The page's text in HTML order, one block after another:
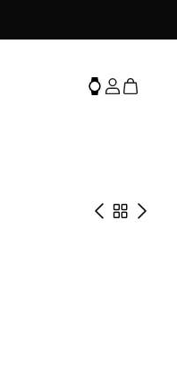
Produit